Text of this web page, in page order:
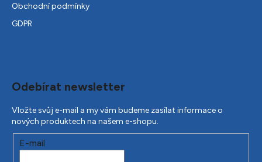
Obchodní podmínky
GDPR
Odebírat newsletter
Vložte svůj e-mail a my vám budeme zasílat informace o
nových produktech na našem e-shopu.
E-mail